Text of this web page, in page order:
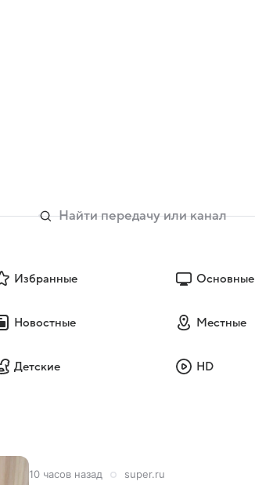
Избранные Основные
Новостные Местные
Детские HD
10 часов назад super.ru